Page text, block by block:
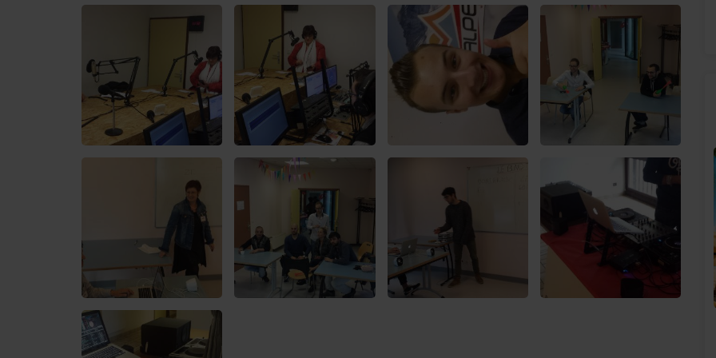
OÙ SOMMES-NOUS ?
MENTIONS LÉGALES
UNE WEBRADIO DANS VOTRE ÉCOLE
ANIMATION RADIO
ANIMATION RADIO DÈS 9 ANS
FÊTEZ VOTRE ANNIVERSAIRE À
SUNALPES !
mix reggae avec Retrouvez nos programmes en replay !
SUNALPES SUR VOS ENCEINTES BOSE !